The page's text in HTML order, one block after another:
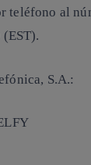
teléfono al
S.A.: